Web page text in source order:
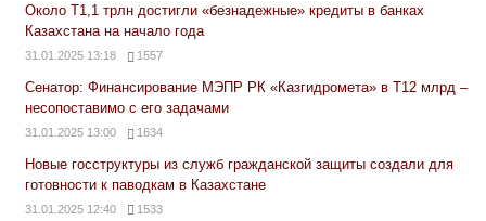
Около Т1,1 трлн достигли «безнадежные» кредиты в банках
Казахстана на начало года
31.01.2025 13:18 1557
Сенатор: Финансирование МЭПР РК «Казгидромета» в Т12 млрд –
несопоставимо с его задачами
31.01.2025 13:00 1634
Новые госструктуры из служб гражданской защиты создали для
готовности к паводкам в Казахстане
31.01.2025 12:40 1533